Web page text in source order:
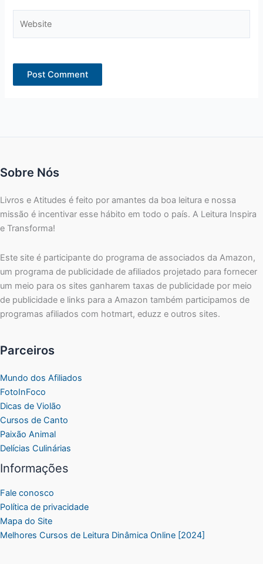
Sobre Nós
Livros e Atitudes é feito por amantes da boa leitura e nossa
missão é incentivar esse hábito em todo o país. A Leitura Inspira
e Transforma!
Este site é participante do programa de associados da Amazon,
um programa de publicidade de afiliados projetado para fornecer
um meio para os sites ganharem taxas de publicidade por meio
de publicidade e links para a Amazon também participamos de
programas afiliados com hotmart, eduzz e outros sites.
Parceiros
Mundo dos Afiliados
FotoInFoco
Dicas de Violão
Cursos de Canto
Paixão Animal
Delícias Culinárias
Informações
Fale conosco
Política de privacidade
Mapa do Site
Melhores Cursos de Leitura Dinâmica Online [2024]